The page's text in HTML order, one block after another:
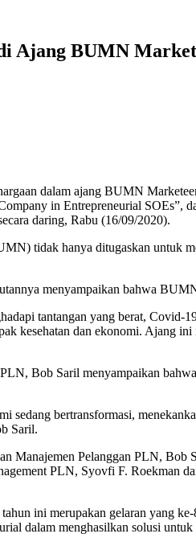
Ajang BUMN
dalam ajang BUMN
in Entrepreneurial SOEs”,
daring, Rabu (16/09/2020).
tidak hanya ditugaskan untuk
menyampaikan bahwa
tantangan yang berat,
kesehatan dan ekonomi. Ajang
Bob Saril menyampaikan
sedang bertransformasi,
Saril.
Manajemen Pelanggan PLN,
PLN, Syovfi F. Roekman
ini merupakan gelaran yang
dalam menghasilkan solusi